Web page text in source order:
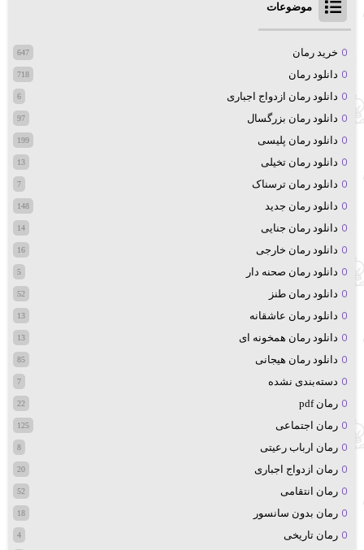
موضوعات
خرید رمان 647
دانلود رمان 718
دانلود رمان ازدواج اجباری 6
دانلود رمان بزرگسال 97
دانلود رمان پلیسی 199
دانلود رمان تخیلی 13
دانلود رمان ترسناک 7
دانلود رمان جدید 148
دانلود رمان جنایی 14
دانلود رمان خارجی 16
دانلود رمان صحنه دار 5
دانلود رمان طنز 52
دانلود رمان عاشقانه 13
دانلود رمان همخونه ای 13
دانلود رمان هیجانی 85
دسته‌بندی نشده 7
رمان pdf 22
رمان اجتماعی 125
رمان ارباب رعیتی 8
رمان ازدواج اجباری 20
رمان انتقامی 52
رمان بدون سانسور 18
رمان تاریخی 4